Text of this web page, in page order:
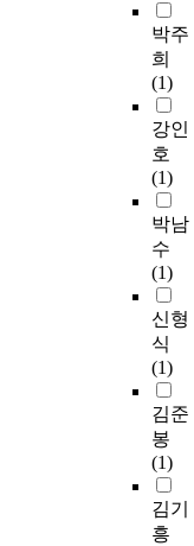
박주
희
(1)
강인
호
(1)
박남
수
(1)
신형
식
(1)
김준
봉
(1)
김기
흥